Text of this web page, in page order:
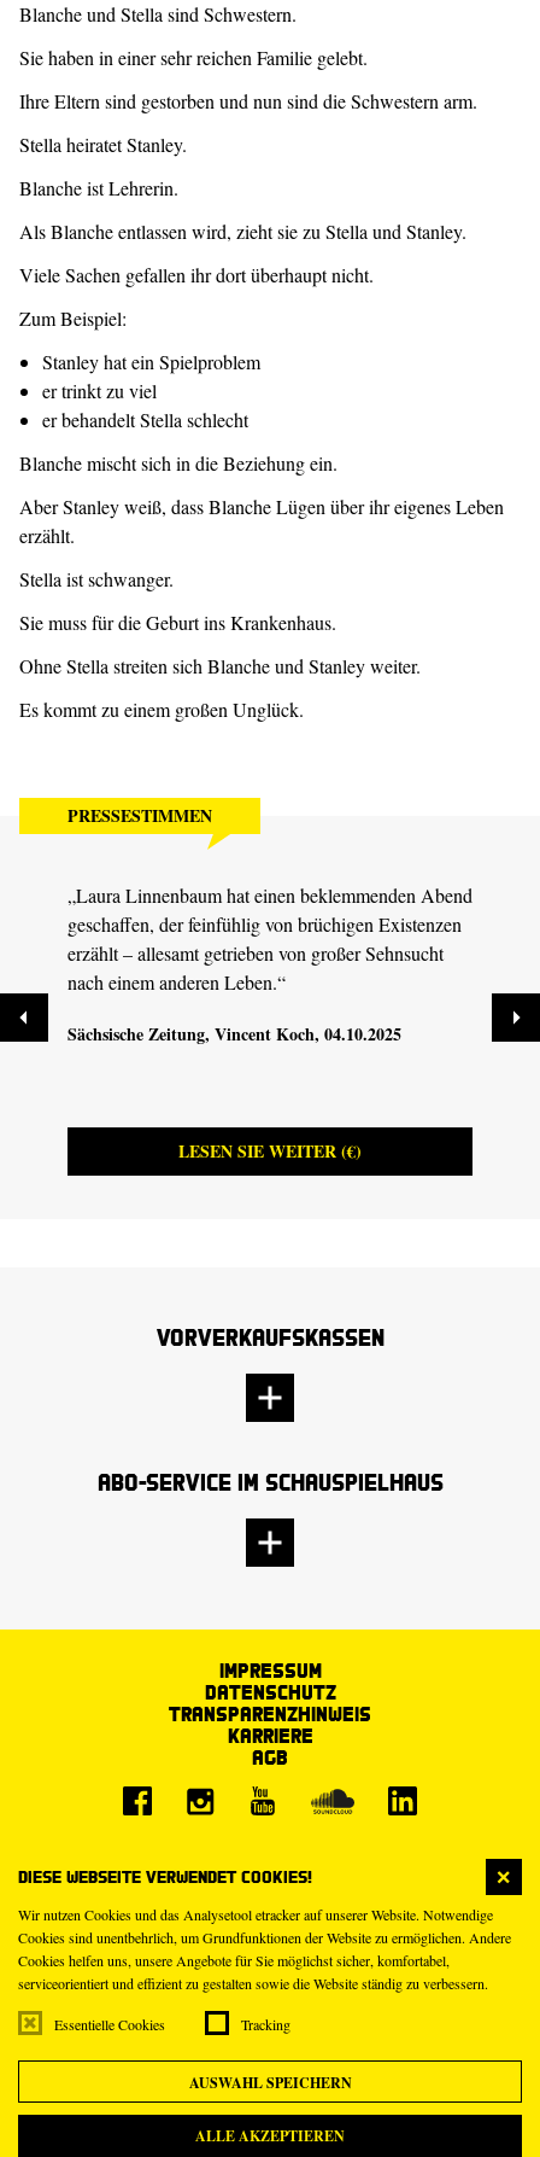
Diese Webseite verwendet Cookies!
Wir nutzen Cookies und das Analysetool etracker auf unserer Website. Notwendige
Cookies sind unentbehrlich, um Grundfunktionen der Website zu ermöglichen. Andere
Cookies helfen uns, unsere Angebote für Sie möglichst sicher, komfortabel,
serviceorientiert und effizient zu gestalten sowie die Website ständig zu verbessern.
Essentielle Cookies Tracking
AUSWAHL SPEICHERN
ALLE AKZEPTIEREN
Blanche und Stella sind Schwestern.
Sie haben in einer sehr reichen Familie gelebt.
Ihre Eltern sind gestorben und nun sind die Schwestern arm.
Stella heiratet Stanley.
Blanche ist Lehrerin.
Als Blanche entlassen wird, zieht sie zu Stella und Stanley.
Viele Sachen gefallen ihr dort überhaupt nicht.
Zum Beispiel:
Stanley hat ein Spielproblem
er trinkt zu viel
er behandelt Stella schlecht
Blanche mischt sich in die Beziehung ein.
Aber Stanley weiß, dass Blanche Lügen über ihr eigenes Leben
erzählt.
Stella ist schwanger.
Sie muss für die Geburt ins Krankenhaus.
Ohne Stella streiten sich Blanche und Stanley weiter.
Es kommt zu einem großen Unglück.
PRESSESTIMMEN
„Laura Linnenbaum hat einen beklemmenden Abend
geschaffen, der feinfühlig von brüchigen Existenzen
erzählt – allesamt getrieben von großer Sehnsucht
nach einem anderen Leben.“
Sächsische Zeitung, Vincent Koch, 04.10.2025
LESEN SIE WEITER (€)
Vorverkaufskassen
Abo-Service im Schauspielhaus
Impressum
Datenschutz
Transparenzhinweis
Karriere
AGB